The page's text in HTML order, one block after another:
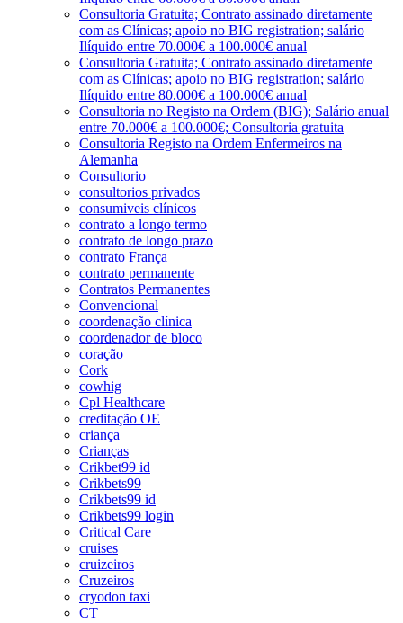
Consultoria Gratuita; Contrato assinado diretamente
com as Clínicas; apoio no BIG registration; salário
Ilíquido entre 70.000€ a 100.000€ anual
Consultoria Gratuita; Contrato assinado diretamente
com as Clínicas; apoio no BIG registration; salário
Ilíquido entre 80.000€ a 100.000€ anual
Consultoria no Registo na Ordem (BIG); Salário anual
entre 70.000€ a 100.000€; Consultoria gratuita
Consultoria Registo na Ordem Enfermeiros na
Alemanha
Consultorio
consultorios privados
consumiveis clínicos
contrato a longo termo
contrato de longo prazo
contrato França
contrato permanente
Contratos Permanentes
Convencional
coordenação clínica
coordenador de bloco
coração
Cork
cowhig
Cpl Healthcare
creditação OE
criança
Crianças
Crikbet99 id
Crikbets99
Crikbets99 id
Crikbets99 login
Critical Care
cruises
cruizeiros
Cruzeiros
cryodon taxi
CT